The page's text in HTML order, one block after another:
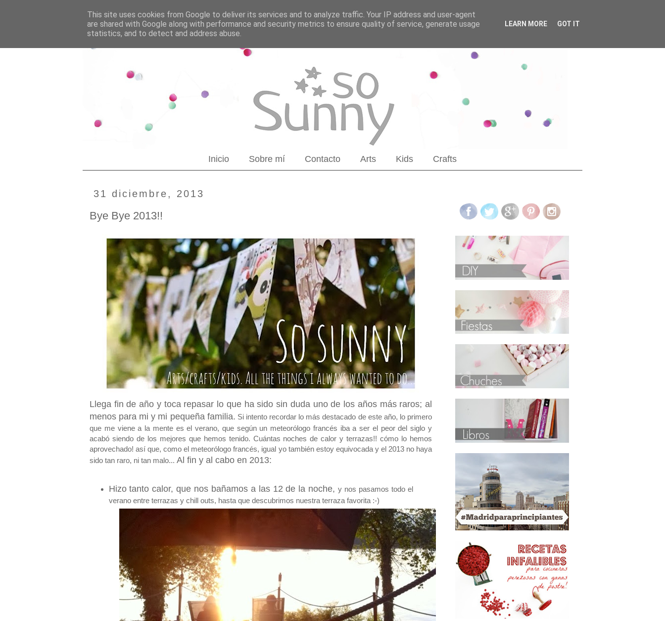
Inicio Sobre mí Contacto Arts Kids Crafts
31 diciembre, 2013
Bye Bye 2013!!
Llega fin de año y toca repasar lo que ha sido sin duda uno de los años más raros; al
menos para mi y mi pequeña familia. Si intento recordar lo más destacado de este año, lo primero
que me viene a la mente es el verano, que según un meteorólogo francés iba a ser el peor del siglo y
acabó siendo de los mejores que hemos tenido. Cuántas noches de calor y terrazas!! cómo lo hemos
aprovechado! así que, como el meteorólogo francés, igual yo también estoy equivocada y el 2013 no haya
sido tan raro, ni tan malo... Al fin y al cabo en 2013:
Hizo tanto calor, que nos bañamos a las 12 de la noche, y nos pasamos todo el
verano entre terrazas y chill outs, hasta que descubrimos nuestra terraza favorita :-)
This site uses cookies from Google to deliver its services and to analyze traffic. Your IP address and user-agent
are shared with Google along with performance and security metrics to ensure quality of service, generate usage
statistics, and to detect and address abuse.
LEARN MORE GOT IT